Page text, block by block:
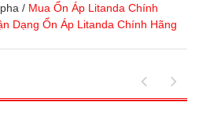
/ Mua Ổn Áp Litanda Chính
Dạng Ổn Áp Litanda Chính Hãng